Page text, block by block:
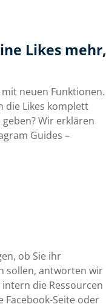
Likes mehr,
neuen Funktionen.
die Likes komplett
Wir erklären
Guides –
ob Sie ihr
sollen, antworten wir
die Ressourcen
Facebook-Seite oder